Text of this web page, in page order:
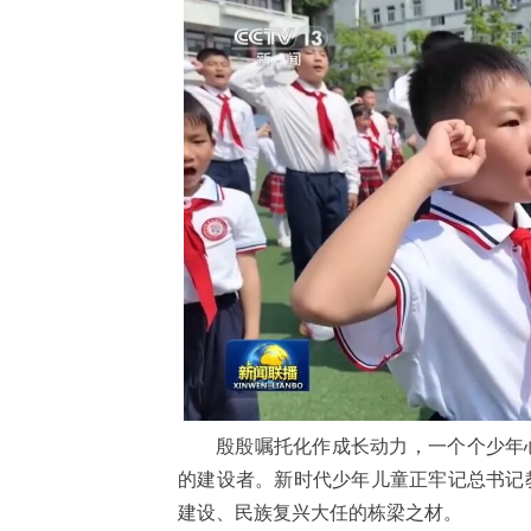
殷殷嘱托化作成长动力，一个个少
的建设者。新时代少年儿童正牢记总书
建设、民族复兴大任的栋梁之材。